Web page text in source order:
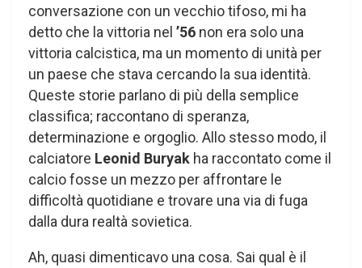
conversazione con un vecchio tifoso, mi ha
detto che la vittoria nel ’56 non era solo una
vittoria calcistica, ma un momento di unità per
un paese che stava cercando la sua identità.
Queste storie parlano di più della semplice
classifica; raccontano di speranza,
determinazione e orgoglio. Allo stesso modo, il
calciatore Leonid Buryak ha raccontato come il
calcio fosse un mezzo per affrontare le
difficoltà quotidiane e trovare una via di fuga
dalla dura realtà sovietica.
Ah, quasi dimenticavo una cosa. Sai qual è il